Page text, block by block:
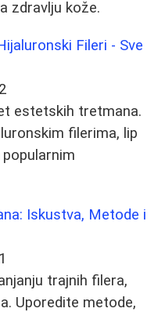
zdravlju kože.
Fileri - Sve
estetskih tretmana.
filerima, lip
Iskustva, Metode i
trajnih filera,
Uporedite metode,